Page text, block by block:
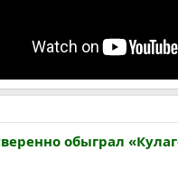
обыграл